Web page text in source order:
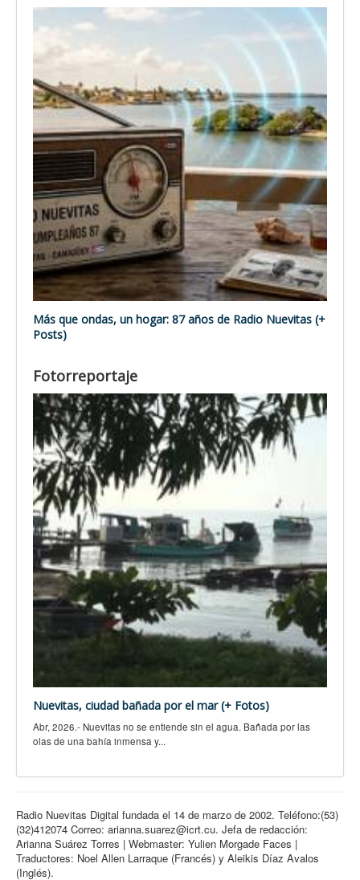
Más que ondas, un hogar: 87 años de Radio Nuevitas (+
Posts)
Fotorreportaje
Nuevitas, ciudad bañada por el mar (+ Fotos)
Abr, 2026.- Nuevitas no se entiende sin el agua. Bañada por las
olas de una bahía inmensa y...
Radio Nuevitas Digital fundada el 14 de marzo de 2002. Teléfono:(53)
(32)412074 Correo: arianna.suarez@icrt.cu. Jefa de redacción:
Arianna Suárez Torres | Webmaster: Yulien Morgade Faces |
Traductores: Noel Allen Larraque (Francés) y Aleikis Díaz Avalos
(Inglés).